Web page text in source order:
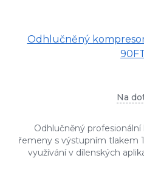
Odhlučněný kompresor
Na
Odhlučněný
řemeny s výstupním tlakem
využívání v dílenských